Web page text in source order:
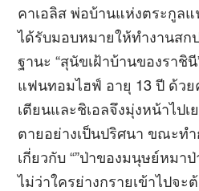
คาเอลิส พ่อบ้านแห่งตระกูล
ได้รับมอบหมายให้ทำงานสก
ฐานะ “สุนัขเฝ้าบ้านของราชิ
แฟนทอมไฮฟ์ อายุ 13 ปี ด้วย
เตียนและชิเอลจึงมุ่งหน้าไปเ
ตายอย่างเป็นปริศนา ขณะท
เกี่ยวกับ “”ป่าของมนุษย์หมา
ไม่ว่าใครย่างกรายเข้าไปจ